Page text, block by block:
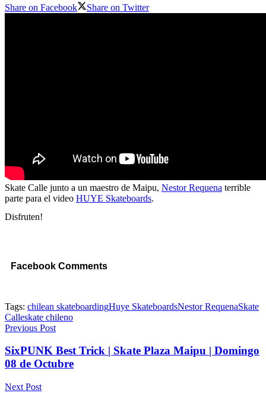
Share on Facebook
Share on Twitter
Skate Calle junto a un maestro de Maipu, Nestor Requena terrible
parte para el video HUYE Skateboards.
Disfruten!
Facebook Comments
Tags: chilean skateboardingHuye SkateboardsNestor RequenaSkate
Calleskate chileno
Previous Post
SixPUNK Best Trick | Skate Plaza Maipu | Domingo
08 de Octubre
Next Post